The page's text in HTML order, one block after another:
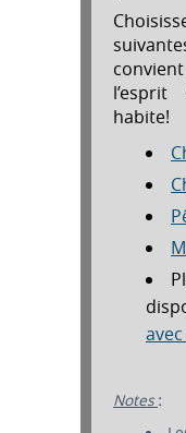
habite!
Notes: